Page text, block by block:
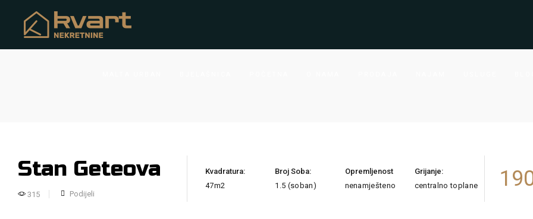
Stan Geteova
315 Podijeli
Kvadratura:
47m2
Broj Soba:
1.5 (soban)
Opremljenost
nenamješteno
Grijanje:
centralno toplane